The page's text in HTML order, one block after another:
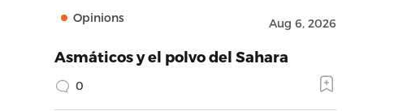
Opinions Aug 6, 2026
Asmáticos y el polvo del Sahara
0